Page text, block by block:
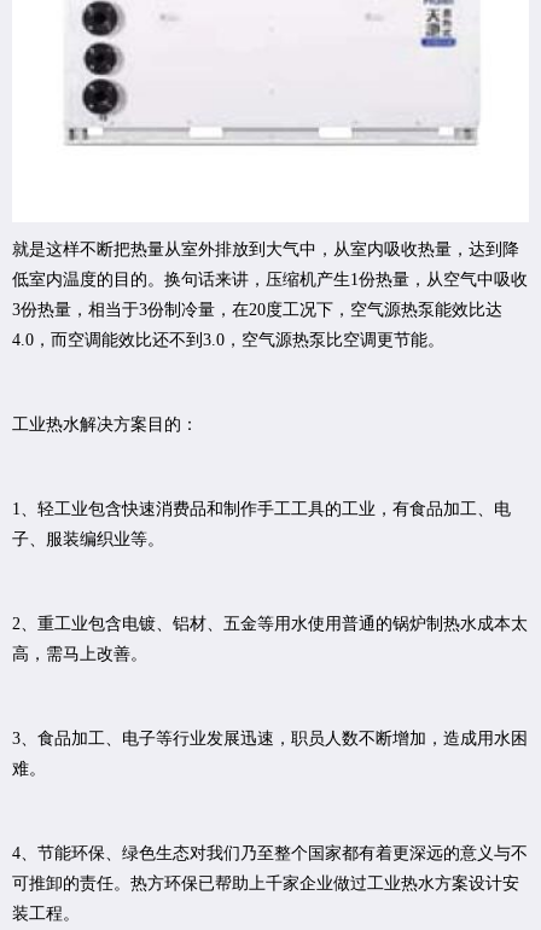
就是这样不断把热量从室外排放到大气中，从室内吸收热量，达到降
低室内温度的目的。换句话来讲，压缩机产生1份热量，从空气中吸收
3份热量，相当于3份制冷量，在20度工况下，空气源热泵能效比达
4.0，而空调能效比还不到3.0，空气源热泵比空调更节能。
工业热水解决方案目的：
1、轻工业包含快速消费品和制作手工工具的工业，有食品加工、电
子、服装编织业等。
2、重工业包含电镀、铝材、五金等用水使用普通的锅炉制热水成本太
高，需马上改善。
3、食品加工、电子等行业发展迅速，职员人数不断增加，造成用水困
难。
4、节能环保、绿色生态对我们乃至整个国家都有着更深远的意义与不
可推卸的责任。热方环保已帮助上千家企业做过工业热水方案设计安
装工程。